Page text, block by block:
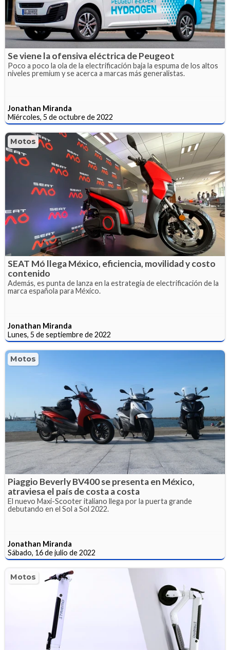
Se viene la ofensiva eléctrica de Peugeot
Poco a poco la ola de la electrificación baja la espuma de los altos
niveles premium y se acerca a marcas más generalistas.
Jonathan Miranda
Miércoles, 5 de octubre de 2022
Motos
SEAT Mó llega México, eficiencia, movilidad y costo
contenido
Además, es punta de lanza en la estrategia de electrificación de la
marca española para México.
Jonathan Miranda
Lunes, 5 de septiembre de 2022
Motos
Piaggio Beverly BV400 se presenta en México,
atraviesa el país de costa a costa
El nuevo Maxi-Scooter italiano llega por la puerta grande
debutando en el Sol a Sol 2022.
Jonathan Miranda
Sábado, 16 de julio de 2022
Motos